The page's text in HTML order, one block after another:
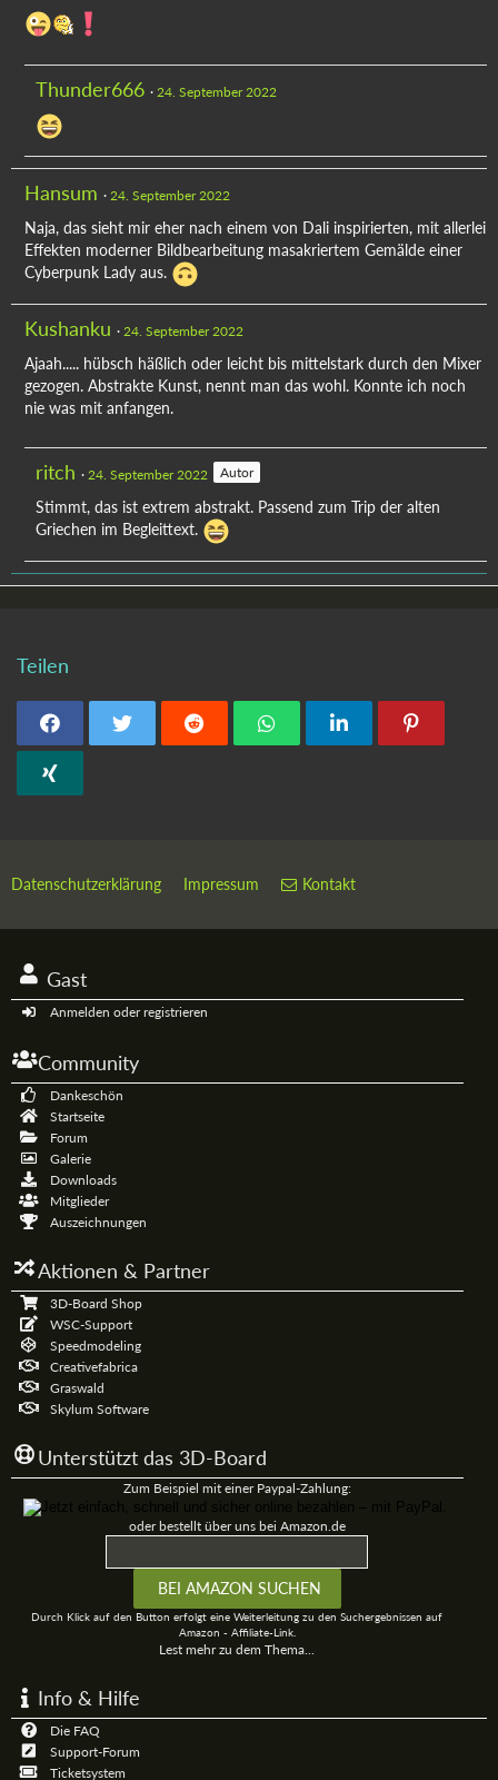
Thunder666 24. September 2022
Hansum 24. September 2022
Naja, das sieht mir eher nach einem von Dali inspirierten, mit allerlei
Effekten moderner Bildbearbeitung masakriertem Gemälde einer
Cyberpunk Lady aus.
Kushanku 24. September 2022
Ajaah..... hübsch häßlich oder leicht bis mittelstark durch den Mixer
gezogen. Abstrakte Kunst, nennt man das wohl. Konnte ich noch
nie was mit anfangen.
ritch 24. September 2022 Autor
Stimmt, das ist extrem abstrakt. Passend zum Trip der alten
Griechen im Begleittext.
Teilen
Datenschutzerklärung Impressum Kontakt
Gast
Anmelden oder registrieren
Community
Dankeschön
Startseite
Forum
Galerie
Downloads
Mitglieder
Auszeichnungen
Aktionen & Partner
3D-Board Shop
WSC-Support
Speedmodeling
Creativefabrica
Graswald
Skylum Software
Unterstützt das 3D-Board
Zum Beispiel mit einer Paypal-Zahlung:
oder bestellt über uns bei Amazon.de
Durch Klick auf den Button erfolgt eine Weiterleitung zu den Suchergebnissen auf
Amazon - Affiliate-Link.
Lest mehr zu dem Thema...
Info & Hilfe
Die FAQ
Support-Forum
Ticketsystem